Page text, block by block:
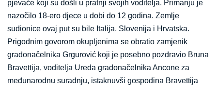
pjevače koji su došli u pratnji svojih voditelja. Primanju je
nazočilo 18-ero djece u dobi do 12 godina. Zemlje
sudionice ovaj put su bile Italija, Slovenija i Hrvatska.
Prigodnim govorom okupljenima se obratio zamjenik
gradonačelnika Grgurović koji je posebno pozdravio Bruna
Bravettija, voditelja Ureda gradonačelnika Ancone za
međunarodnu suradnju, istaknuvši gospodina Bravettija